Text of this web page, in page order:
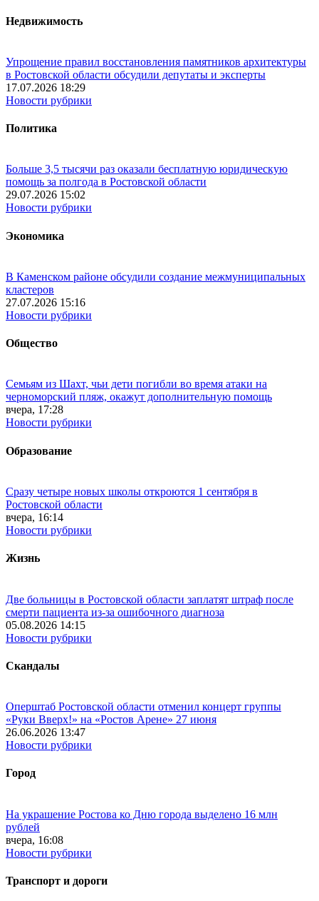
Недвижимость
Упрощение правил восстановления памятников архитектуры
в Ростовской области обсудили депутаты и эксперты
17.07.2026 18:29
Новости рубрики
Политика
Больше 3,5 тысячи раз оказали бесплатную юридическую
помощь за полгода в Ростовской области
29.07.2026 15:02
Новости рубрики
Экономика
В Каменском районе обсудили создание межмуниципальных
кластеров
27.07.2026 15:16
Новости рубрики
Общество
Семьям из Шахт, чьи дети погибли во время атаки на
черноморский пляж, окажут дополнительную помощь
вчера, 17:28
Новости рубрики
Образование
Сразу четыре новых школы откроются 1 сентября в
Ростовской области
вчера, 16:14
Новости рубрики
Жизнь
Две больницы в Ростовской области заплатят штраф после
смерти пациента из-за ошибочного диагноза
05.08.2026 14:15
Новости рубрики
Скандалы
Оперштаб Ростовской области отменил концерт группы
«Руки Вверх!» на «Ростов Арене» 27 июня
26.06.2026 13:47
Новости рубрики
Город
На украшение Ростова ко Дню города выделено 16 млн
рублей
вчера, 16:08
Новости рубрики
Транспорт и дороги